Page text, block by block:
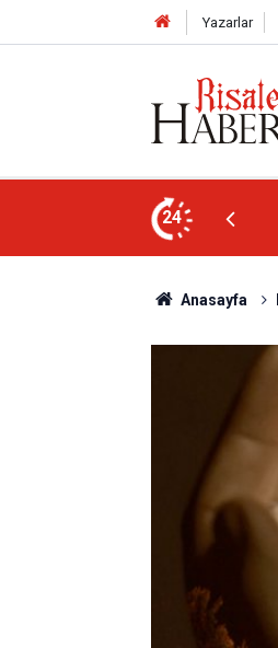
Yazarlar
24
biri öldüğünde de
Anasayfa